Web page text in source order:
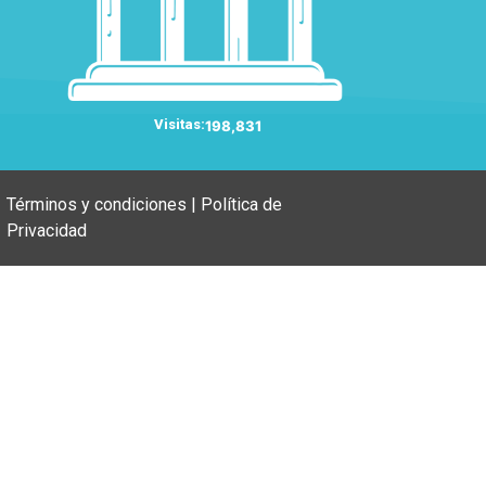
Visitas:198,831
Términos y condiciones | Política de
Privacidad